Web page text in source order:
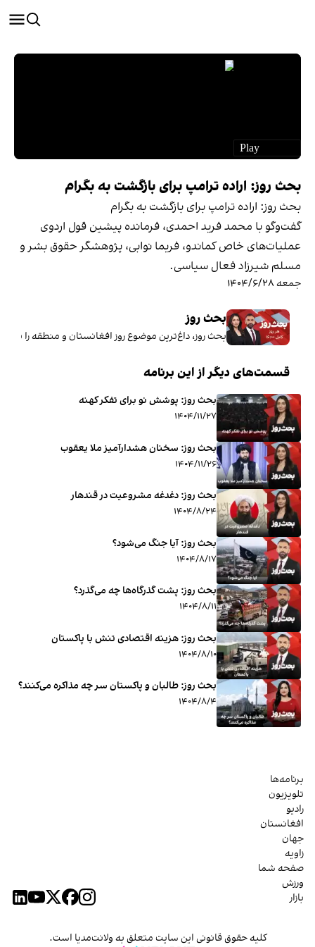
بحث روز: اراده ترامپ برای بازگشت به بگرام
بحث روز: اراده ترامپ برای بازگشت به بگرام
گفت‌وگو با محمد فرید احمدی، فرمانده پیشین قول اردوی
عملیات‌های خاص کماندو، فریما نوابی، پژوهشگر حقوق بشر و
مسلم شیرزاد فعال سیاسی.
جمعه ۱۴۰۴/۶/۲۸
بحث روز
بحث روز، داغ‌ترین موضوع روز افغانستان و منطقه را با کارشناسان
قسمت‌های دیگر از این برنامه
بحث روز: پوشش نو برای تفکر کهنه
۱۴۰۴/۱۱/۲۷
بحث روز: سخنان هشدارآمیز ملا یعقوب
۱۴۰۴/۱۱/۲۶
بحث روز: دغدغه مشروعیت در قندهار
۱۴۰۴/۸/۲۴
بحث روز: آیا جنگ می‌شود؟
۱۴۰۴/۸/۱۷
بحث روز: پشت گذرگاه‌ها چه می‌گذرد؟
۱۴۰۴/۸/۱۱
بحث روز: هزینه اقتصادی تنش با پاکستان
۱۴۰۴/۸/۱۰
بحث روز: طالبان و پاکستان سر چه مذاکره می‌کنند؟
۱۴۰۴/۸/۴
برنامه‌ها
تلویزیون
رادیو
افغانستان
جهان
زاویه
صفحه شما
ورزش
بازار
کلیه حقوق قانونی این سایت متعلق به ولانت‌مدیا است.